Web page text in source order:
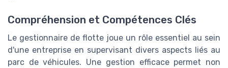
Compréhension et Compétences Clés
Le gestionnaire de flotte joue un rôle essentiel au sein
d'une entreprise en supervisant divers aspects liés au
parc de véhicules. Une gestion efficace permet non